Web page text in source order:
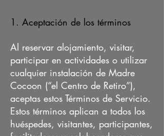
1. Aceptación de los términos
Al reservar alojamiento, visitar,
participar en actividades o utilizar
cualquier instalación de Madre
Cocoon (“el Centro de Retiro”),
aceptas estos Términos de Servicio.
Estos términos aplican a todos los
huéspedes, visitantes, participantes,